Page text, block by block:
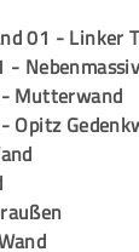
01 - Linker
-
Mutterwand
Opitz